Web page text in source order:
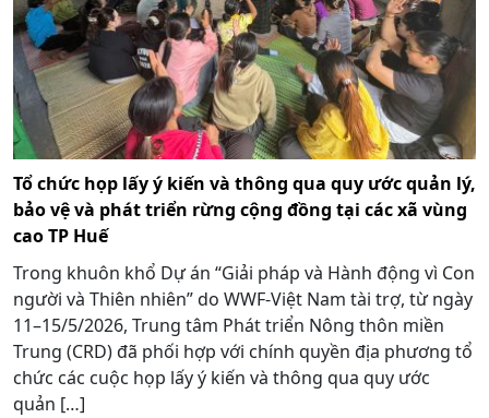
Tổ chức họp lấy ý kiến và thông qua quy ước quản lý,
bảo vệ và phát triển rừng cộng đồng tại các xã vùng
cao TP Huế
Trong khuôn khổ Dự án “Giải pháp và Hành động vì Con
người và Thiên nhiên” do WWF-Việt Nam tài trợ, từ ngày
11–15/5/2026, Trung tâm Phát triển Nông thôn miền
Trung (CRD) đã phối hợp với chính quyền địa phương tổ
chức các cuộc họp lấy ý kiến và thông qua quy ước
quản […]